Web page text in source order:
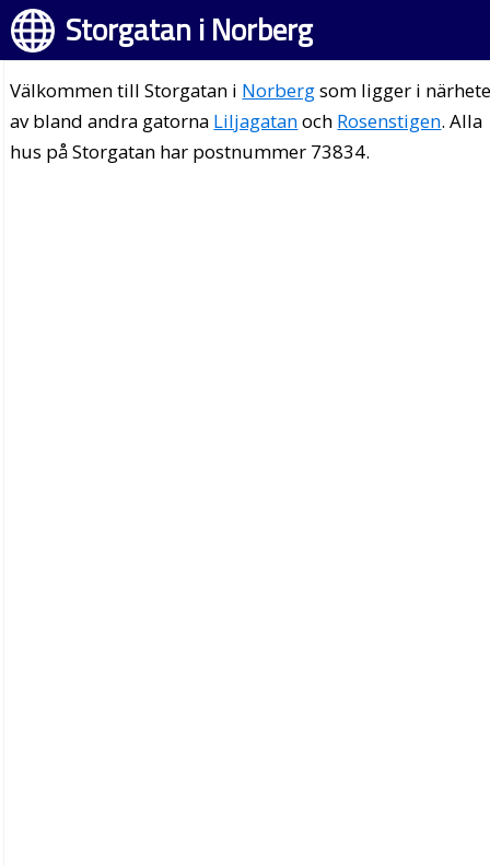
Storgatan i Norberg
Välkommen till Storgatan i Norbergsom ligger i
av bland andra gatorna Liljagatanoch Rosenstigen. Alla
hus på Storgatan har postnummer 73834.